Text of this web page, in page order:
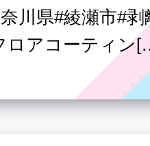
川県#綾瀬市#剥
ロアコーティン